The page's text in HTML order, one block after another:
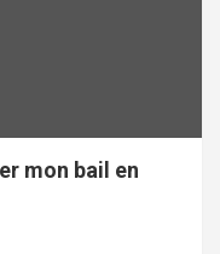
mon bail en